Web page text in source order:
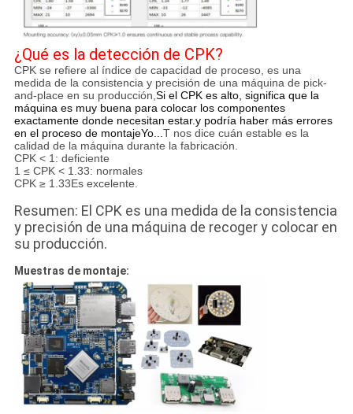
¿Qué es la detección de CPK?
CPK se refiere al índice de capacidad de proceso, es una
medida de la consistencia y precisión de una máquina de pick-
and-place en su producción, Si el CPK es alto, significa que la
máquina es muy buena para colocar los componentes
exactamente donde necesitan estar.y podría haber más errores
en el proceso de montajeYo... T nos dice cuán estable es la
calidad de la máquina durante la fabricación.
CPK < 1: deficiente
1 ≤ CPK < 1.33: normales
CPK ≥ 1.33Es excelente.
Resumen: El CPK es una medida de la consistencia
y precisión de una máquina de recoger y colocar en
su producción.
Muestras de montaje: